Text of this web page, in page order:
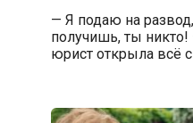
— Я подаю на
получишь, ты
юрист открыла всё